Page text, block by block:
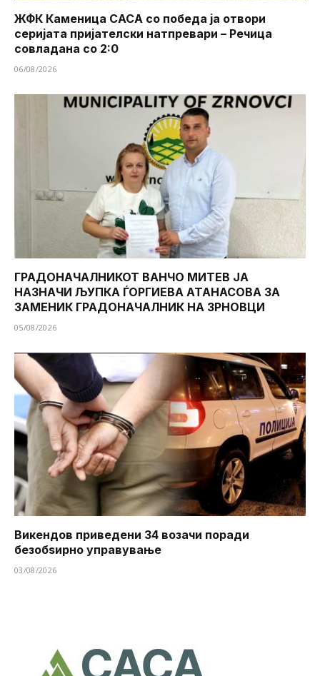
ЖФК Каменица САСА со победа ја отвори
серијата пријателски натпревари – Речица
совладана со 2:0
06/08/2026
ГРАДОНАЧАЛНИКОТ ВАНЧО МИТЕВ ЈА
НАЗНАЧИ ЉУПКА ЃОРГИЕВА АТАНАСОВА ЗА
ЗАМЕНИК ГРАДОНАЧАЛНИК НА ЗРНОВЦИ
05/08/2026
Викендов приведени 34 возачи поради
безобѕирно управување
03/08/2026